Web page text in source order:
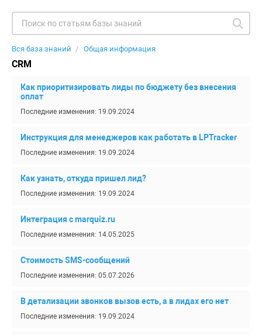
Вся база знаний Общая информация
CRM
Как приоритизировать лиды по бюджету без внесения
оплат
Последние изменения: 19.09.2024
Инструкция для менеджеров как работать в LPTracker
Последние изменения: 19.09.2024
Как узнать, откуда пришел лид?
Последние изменения: 19.09.2024
Интеграция с marquiz.ru
Последние изменения: 14.05.2025
Стоимость SMS-сообщений
Последние изменения: 05.07.2026
В детализации звонков вызов есть, а в лидах его нет
Последние изменения: 19.09.2024